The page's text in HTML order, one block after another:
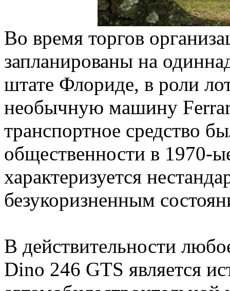
Во время торгов
запланированы на
штате Флориде, в роли
необычную машину
транспортное средство
общественности в 1970-
характеризуется
безукоризненным
В действительности
Dino 246 GTS является